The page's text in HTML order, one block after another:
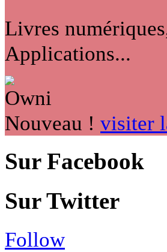
Livres
Applications...
Nouveau ! visiter
Sur Facebook
Sur Twitter
Follow